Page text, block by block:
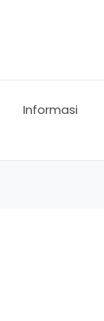
Informasi